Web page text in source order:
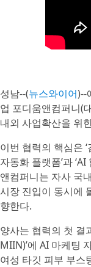
성남--(뉴스와이어)--
업 포디움앤컴퍼니(
내외 사업확산을 위
이번 협력의 핵심은
자동화 플랫폼’과
앤컴퍼니는 자사 국
시장 진입이 동시에
향한다.
양사는 협력의 첫 결
MIIN)’에 AI 마케팅
여성 타깃 피부 부스